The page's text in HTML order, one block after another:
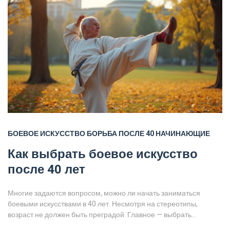
БОЕВОЕ ИСКУССТВОБОРЬБАПОСЛЕ 40НАЧИНАЮЩИЕ
Как выбрать боевое искусство
после 40 лет
Многие задаются вопросом, можно ли начать заниматься
боевыми искусствами в 40 лет. Несмотря на стереотипы,
возраст не должен быть преградой. Главное — выбрать